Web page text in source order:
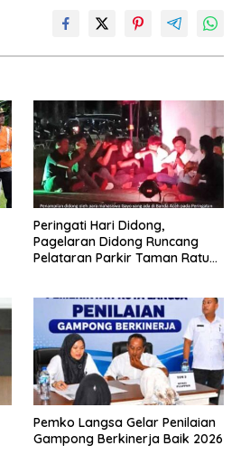
Peringati Hari Didong,
Pagelaran Didong Runcang
Pelataran Parkir Taman Ratu
Pemko Langsa Gelar Penilaian
Gampong Berkinerja Baik 2026